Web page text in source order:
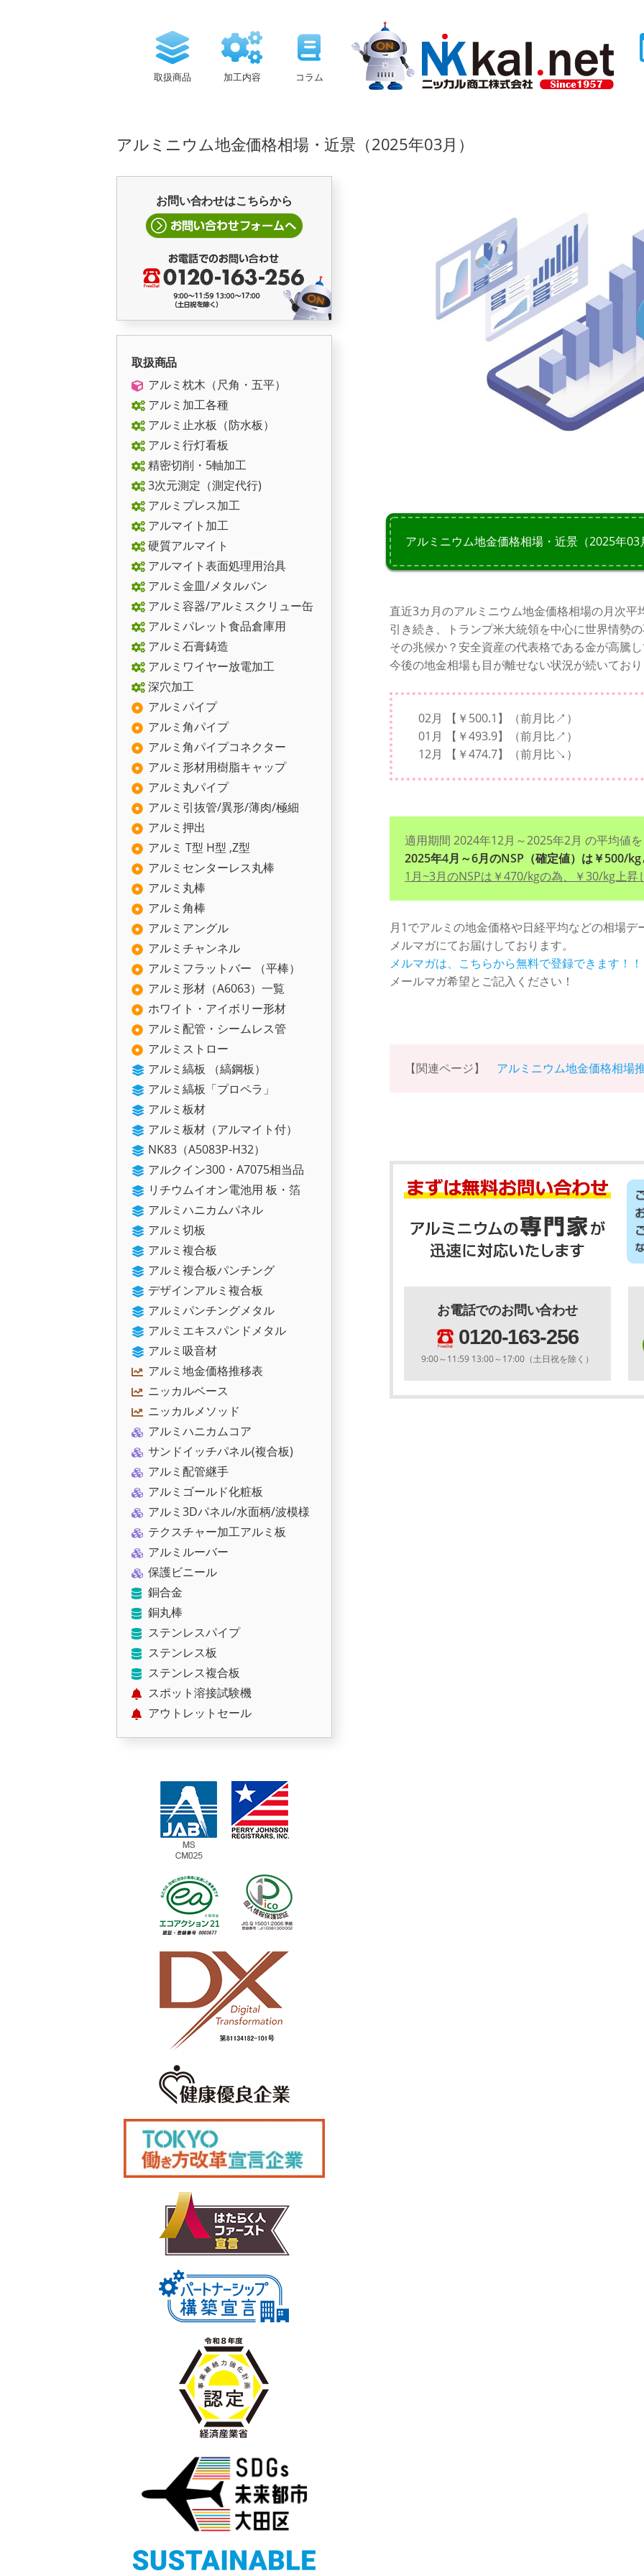
取扱商品 加工内容 コラム
アルミニウム地金価格相場・近景（2025年03月）
アルミニウム地金価格相場・近景（2025年03
直近3カ月のアルミニウム地金価格相場の月次平
引き続き、トランプ米大統領を中心に世界情勢
その兆候か？安全資産の代表格である金が高騰
今後の地金相場も目が離せない状況が続いてお
02月 【￥500.1】（前月比↗）
01月 【￥493.9】（前月比↗）
12月 【￥474.7】（前月比↘）
適用期間 2024年12月～2025年2月 の平均値
2025年4月～6月のNSP（確定値）は￥500/
1月~3月のNSPは￥470/kgの為、￥30/kg上昇
月1でアルミの地金価格や日経平均などの相場デ
メルマガにてお届けしております。
メルマガは、こちらから無料で登録できます！！
メールマガ希望とご記入ください！
【関連ページ】 アルミニウム地金価格相場
お電話でのお問い合わせ
0120-163-256
9:00～11:59 13:00～17:00（土日祝を除く）
お問い合わせはこちらから
取扱商品
アルミ枕木（尺角・五平）
アルミ加工各種
アルミ止水板（防水板）
アルミ行灯看板
精密切削・5軸加工
3次元測定（測定代行)
アルミプレス加工
アルマイト加工
硬質アルマイト
アルマイト表面処理用治具
アルミ金皿/メタルバン
アルミ容器/アルミスクリュー缶
アルミパレット食品倉庫用
アルミ石膏鋳造
アルミワイヤー放電加工
深穴加工
アルミパイプ
アルミ角パイプ
アルミ角パイプコネクター
アルミ形材用樹脂キャップ
アルミ丸パイプ
アルミ引抜管/異形/薄肉/極細
アルミ押出
アルミ T型 H型 ,Z型
アルミセンターレス丸棒
アルミ丸棒
アルミ角棒
アルミアングル
アルミチャンネル
アルミフラットバー （平棒）
アルミ形材（A6063）一覧
ホワイト・アイボリー形材
アルミ配管・シームレス管
アルミストロー
アルミ縞板 （縞鋼板）
アルミ縞板「プロペラ」
アルミ板材
アルミ板材（アルマイト付）
NK83（A5083P-H32）
アルクイン300・A7075相当品
リチウムイオン電池用 板・箔
アルミハニカムパネル
アルミ切板
アルミ複合板
アルミ複合板パンチング
デザインアルミ複合板
アルミパンチングメタル
アルミエキスパンドメタル
アルミ吸音材
アルミ地金価格推移表
ニッカルベース
ニッカルメソッド
アルミハニカムコア
サンドイッチパネル(複合板)
アルミ配管継手
アルミゴールド化粧板
アルミ3Dパネル/水面柄/波模様
テクスチャー加工アルミ板
アルミルーバー
保護ビニール
銅合金
銅丸棒
ステンレスパイプ
ステンレス板
ステンレス複合板
スポット溶接試験機
アウトレットセール